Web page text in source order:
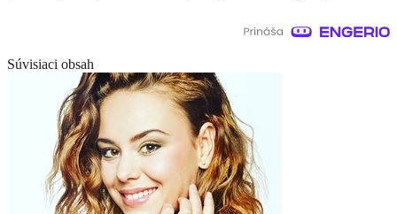
Súvisiaci obsah